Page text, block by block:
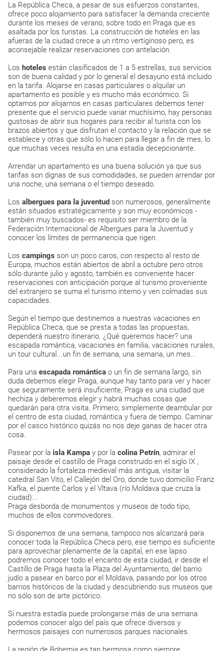
La República Checa, a pesar de sus esfuerzos constantes,
ofrece poco alojamiento para satisfacer la demanda creciente
durante los meses de verano, sobre todo en Praga que es
asaltada por los turistas. La construcción de hoteles en las
afueras de la ciudad crece a un ritmo vertiginoso pero, es
aconsejable realizar reservaciones con antelación.
Los hoteles están clasificados de 1 a 5 estrellas, sus servicios
son de buena calidad y por lo general el desayuno está incluido
en la tarifa. Alojarse en casas particulares o alquilar un
apartamento es posible y es mucho más económico. Si
optamos por alojarnos en casas particulares debemos tener
presente que el servicio puede variar muchísimo, hay personas
gustosas de abrir sus hogares para recibir al turista con los
brazos abiertos y que disfrutan el contacto y la relación que se
establece y otras que sólo lo hacen para llegar a fin de mes, lo
que muchas veces resulta en una estadía decepcionante.
Arrendar un apartamento es una buena solución ya que sus
tarifas son dignas de sus comodidades, se pueden arrendar por
una noche, una semana o el tiempo deseado.
Los albergues para la juventud son numerosos, generalmente
están situados estratégicamente y son muy económicos -
también muy buscados- es requisito ser miembro de la
Federación Internacional de Albergues para la Juventud y
conocer los límites de permanencia que rigen.
Los campings son un poco caros, con respecto al resto de
Europa, muchos están abiertos de abril a octubre pero otros
sólo durante julio y agosto, también es conveniente hacer
reservaciones con anticipación porque al turismo proveniente
del extranjero se suma el turismo interno y ven colmadas sus
capacidades.
Según el tiempo que destinemos a nuestras vacaciones en
República Checa, que se presta a todas las propuestas,
dependerá nuestro itinerario. ¿Qué queremos hacer? una
escapada romántica, vacaciones en familia, vacaciones rurales,
un tour cultural...un fin de semana, una semana, un mes...
Para una escapada romántica o un fin de semana largo, sin
duda debemos elegir Praga, aunque hay tanto para ver y hacer
que seguramente será insuficiente, Praga es una ciudad que
hechiza y deberemos elegir y habrá muchas cosas que
quedarán para otra visita. Primero, simplemente deambular por
el centro de esta ciudad, romántica y fuera de tiempo. Caminar
por el casco histórico quizás no nos deje ganas de hacer otra
cosa.
Pasear por la isla Kampa y por la colina Petrín, admirar el
paisaje desde el castillo de Praga construido en el siglo IX ,
considerado la fortaleza medieval más antigua, visitar la
catedral San Vito, el Callejón del Oro, donde tuvo domicilio Franz
Kafka, el puente Carlos y el Vltava (río Moldava que cruza la
ciudad)...
Praga desborda de monumentos y museos de todo tipo,
muchos de ellos conmovedores.
Si disponemos de una semana, tampoco nos alcanzará para
conocer toda la República Checa pero, ese tiempo es suficiente
para aprovechar plenamente de la capital, en ese lapso
podremos conocer todo el encanto de esta ciudad, ir desde el
Castillo de Praga hasta la Plaza del Ayuntamiento, del barrio
judío a pasear en barco por el Moldava, pasando por los otros
barrios históricos de la ciudad y descubriendo sus museos que
no sólo son de arte pictórico.
Si nuestra estadía puede prolongarse más de una semana
podemos conocer algo del país que ofrece diversos y
hermosos paisajes con numerosos parques nacionales.